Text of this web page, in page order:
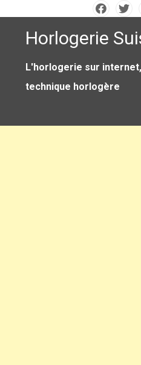
contentHorlogerie
L'horlogerie sur
technique horlogère